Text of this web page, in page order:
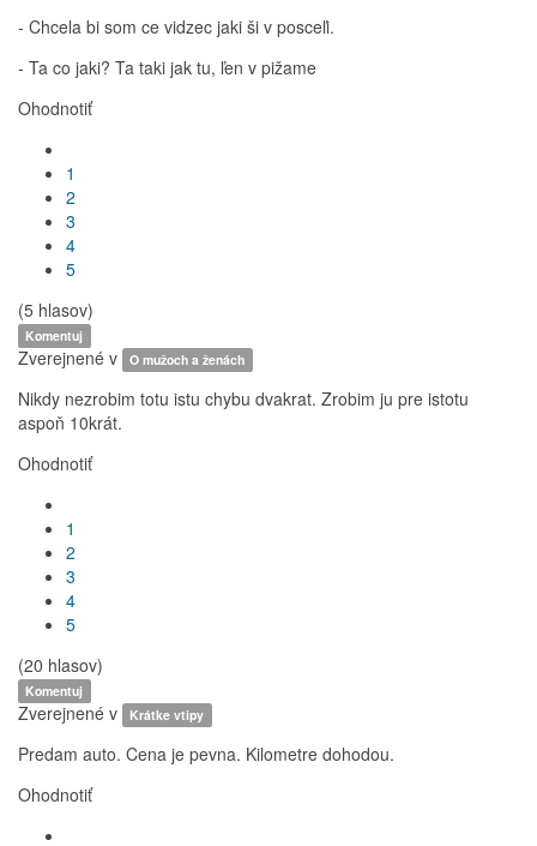
- Chcela bi som ce vidzec jaki ši v posceľi.
- Ta co jaki? Ta taki jak tu, ľen v pižame
Ohodnotiť
1
2
3
4
5
(5 hlasov)
Komentuj
Zverejnené v O mužoch a ženách
Nikdy nezrobim totu istu chybu dvakrat. Zrobim ju pre istotu
aspoň 10krát.
Ohodnotiť
1
2
3
4
5
(20 hlasov)
Komentuj
Zverejnené v Krátke vtipy
Predam auto. Cena je pevna. Kilometre dohodou.
Ohodnotiť